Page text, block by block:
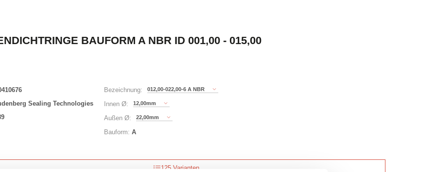
BAUFORM A NBR ID 001,00 - 015,00
Sealing Technologies
Bezeichnung: 012,00-022,00-6 A NBR
Innen Ø: 12,00mm
Außen Ø: 22,00mm
Bauform: A
125 Varianten